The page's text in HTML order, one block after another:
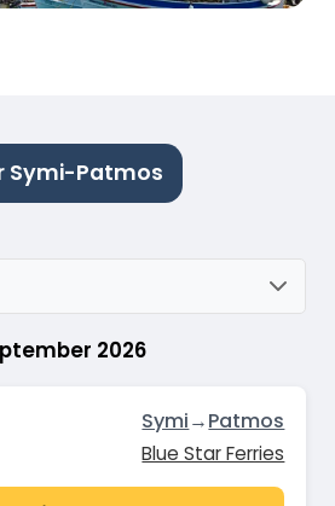
Symi-Patmos
2026
Symi→Patmos
Blue Star Ferries